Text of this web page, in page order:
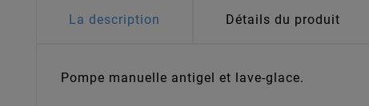
La description Détails du produit
Pompe manuelle antigel et lave-glace.